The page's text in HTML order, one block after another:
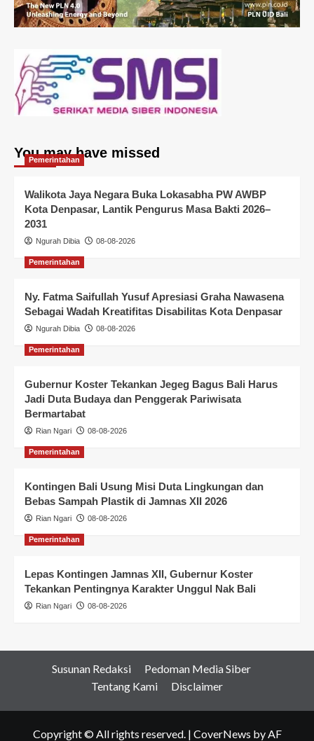
You may have missed
Pemerintahan
Walikota Jaya Negara Buka Lokasabha PW AWBP
Kota Denpasar, Lantik Pengurus Masa Bakti 2026–
2031
Ngurah Dibia 08-08-2026
Pemerintahan
Ny. Fatma Saifullah Yusuf Apresiasi Graha Nawasena
Sebagai Wadah Kreatifitas Disabilitas Kota Denpasar
Ngurah Dibia 08-08-2026
Pemerintahan
Gubernur Koster Tekankan Jegeg Bagus Bali Harus
Jadi Duta Budaya dan Penggerak Pariwisata
Bermartabat
Rian Ngari 08-08-2026
Pemerintahan
Kontingen Bali Usung Misi Duta Lingkungan dan
Bebas Sampah Plastik di Jamnas XII 2026
Rian Ngari 08-08-2026
Pemerintahan
Lepas Kontingen Jamnas XII, Gubernur Koster
Tekankan Pentingnya Karakter Unggul Nak Bali
Rian Ngari 08-08-2026
Susunan Redaksi
Pedoman Media Siber
Tentang Kami
Disclaimer
Copyright © All rights reserved. | CoverNews by AF